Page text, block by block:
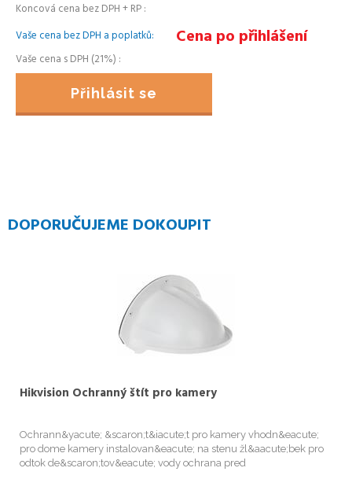
Koncová cena bez DPH + RP
Vaše cena bez DPH a poplatků
Cena po přihlášení
Vaše cena s DPH (21%)
Přihlásit se
DOPORUČUJEME DOKOUPIT
Hikvision Ochranný štít pro kamery
Ochrann&yacute; &scaron;t&iacute;t pro kamery vhodn&eacute;
pro dome kamery instalovan&eacute; na stenu žl&aacute;bek pro
odtok de&scaron;tov&eacute; vody ochrana pred